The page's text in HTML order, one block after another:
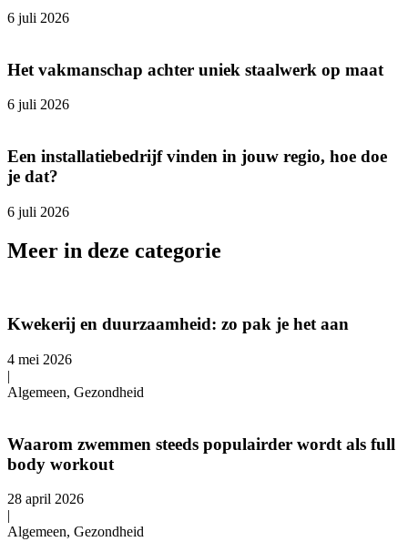
6 juli 2026
Het vakmanschap achter uniek staalwerk op maat
6 juli 2026
Een installatiebedrijf vinden in jouw regio, hoe doe
je dat?
6 juli 2026
Meer in deze categorie
Kwekerij en duurzaamheid: zo pak je het aan
4 mei 2026
|
Algemeen, Gezondheid
Waarom zwemmen steeds populairder wordt als full
body workout
28 april 2026
|
Algemeen, Gezondheid